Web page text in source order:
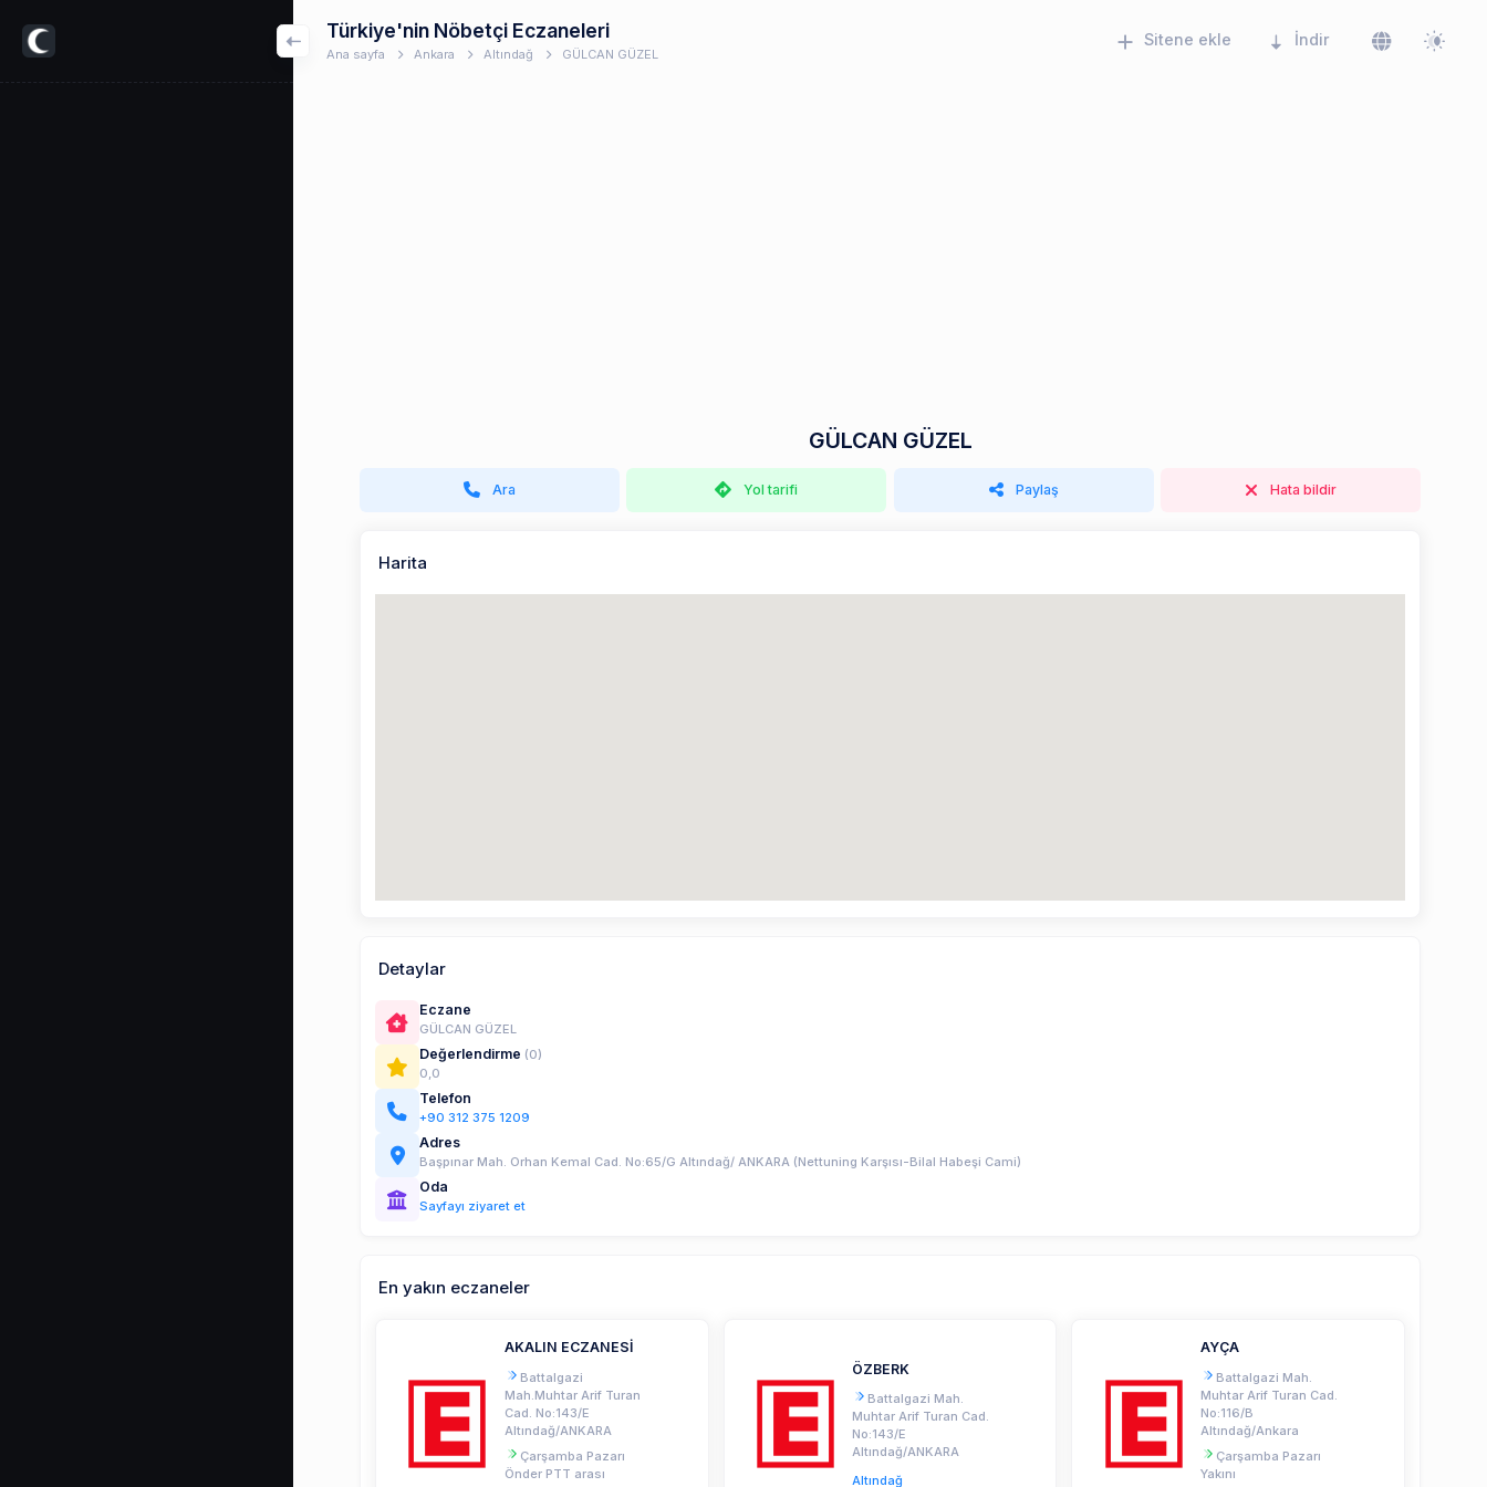
Türkiye'nin Nöbetçi Eczaneleri
Ana sayfa Ankara Altındağ GÜLCAN GÜZEL
Sitene ekle İndir
GÜLCAN GÜZEL
Ara Yol tarifi Paylaş Hata bildir
Harita
Detaylar
Eczane
GÜLCAN GÜZEL
Değerlendirme (0)
0,0
Telefon
+90 312 375 1209
Adres
Başpınar Mah. Orhan Kemal Cad. No:65/G Altındağ/ ANKARA (Nettuning Karşısı-Bilal Habeşi Cami)
Oda
Sayfayı ziyaret et
En yakın eczaneler
AKALIN ECZANESİ
Battalgazi
Mah.Muhtar Arif Turan
Cad. No:143/E
Altındağ/ANKARA
Çarşamba Pazarı
Önder PTT arası
ÖZBERK
Battalgazi Mah.
Muhtar Arif Turan Cad.
No:143/E
Altındağ/ANKARA
Altındağ
AYÇA
Battalgazi Mah.
Muhtar Arif Turan Cad.
No:116/B
Altındağ/Ankara
Çarşamba Pazarı
Yakını